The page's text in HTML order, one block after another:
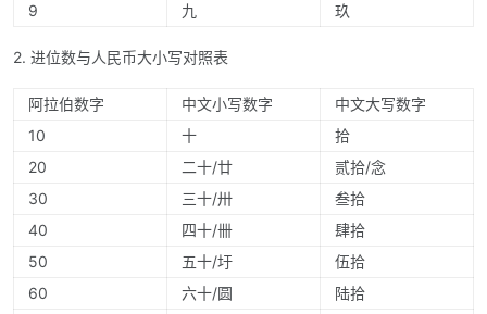
9
九 玖
2. 进位数与人民币大小写对照表
阿拉伯数字 中文小写数字
中文大写数字
10
十
拾
20
二十/廿
贰拾/念
30
三十/卅
叁拾
40
四十/卌
肆拾
50
五十/圩
伍拾
60
六十/圆
陆拾